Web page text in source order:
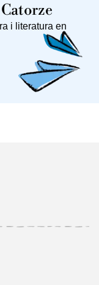
i literatura en